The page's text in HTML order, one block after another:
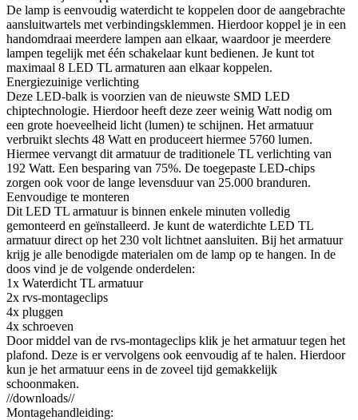
De lamp is eenvoudig waterdicht te koppelen door de aangebrachte
aansluitwartels met verbindingsklemmen. Hierdoor koppel je in een
handomdraai meerdere lampen aan elkaar, waardoor je meerdere
lampen tegelijk met één schakelaar kunt bedienen. Je kunt tot
maximaal 8 LED TL armaturen aan elkaar koppelen.
Energiezuinige verlichting
Deze LED-balk is voorzien van de nieuwste SMD LED
chiptechnologie. Hierdoor heeft deze zeer weinig Watt nodig om
een grote hoeveelheid licht (lumen) te schijnen. Het armatuur
verbruikt slechts 48 Watt en produceert hiermee 5760 lumen.
Hiermee vervangt dit armatuur de traditionele TL verlichting van
192 Watt. Een besparing van 75%. De toegepaste LED-chips
zorgen ook voor de lange levensduur van 25.000 branduren.
Eenvoudige te monteren
Dit LED TL armatuur is binnen enkele minuten volledig
gemonteerd en geïnstalleerd. Je kunt de waterdichte LED TL
armatuur direct op het 230 volt lichtnet aansluiten. Bij het armatuur
krijg je alle benodigde materialen om de lamp op te hangen. In de
doos vind je de volgende onderdelen:
1x Waterdicht TL armatuur
2x rvs-montageclips
4x pluggen
4x schroeven
Door middel van de rvs-montageclips klik je het armatuur tegen het
plafond. Deze is er vervolgens ook eenvoudig af te halen. Hierdoor
kun je het armatuur eens in de zoveel tijd gemakkelijk
schoonmaken.
//downloads//
Montagehandleiding: